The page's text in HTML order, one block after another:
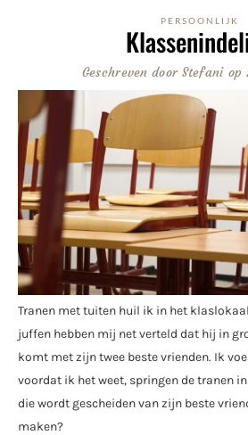
PERSOONLIJK
Geschreven doorStefani op
Tranen met tuiten huil ik in het
juffen hebben mij net verteld dat hij in
komt met zijn twee beste vrienden. Ik
voordat ik het weet, springen de tranen
die wordt gescheiden van zijn beste
maken?